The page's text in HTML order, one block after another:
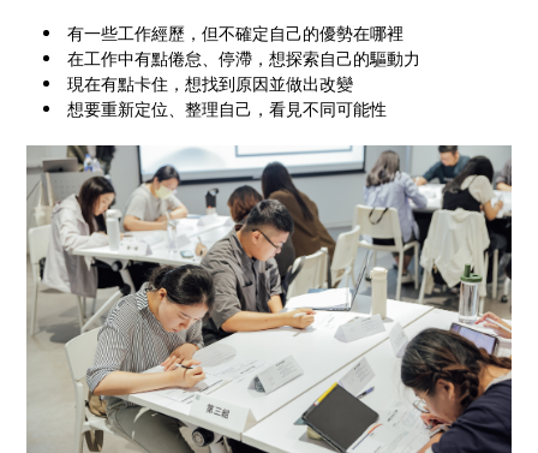
有一些工作經歷，但不確定自己的優勢在哪裡
在工作中有點倦怠、停滯，想探索自己的驅動力
現在有點卡住，想找到原因並做出改變
想要重新定位、整理自己，看見不同可能性